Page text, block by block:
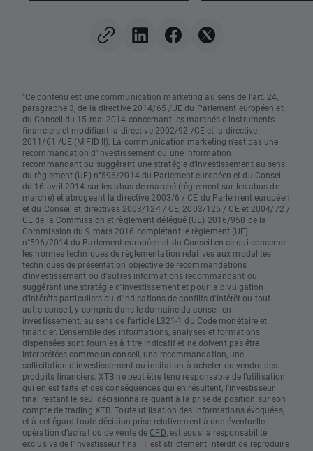
"Ce contenu est une communication marketing au sens de l'art. 24,
paragraphe 3, de la directive 2014/65 /UE du Parlement européen et
du Conseil du 15 mai 2014 concernant les marchés d'instruments
financiers et modifiant la directive 2002/92 /CE et la directive
2011/61 /UE (MiFID II). La communication marketing n'est pas une
recommandation d'investissement ou une information
recommandant ou suggérant une stratégie d'investissement au sens
du règlement (UE) n°596/2014 du Parlement européen et du Conseil
du 16 avril 2014 sur les abus de marché (règlement sur les abus de
marché) et abrogeant la directive 2003/6 / CE du Parlement européen
et du Conseil et directives 2003/124 / CE, 2003/125 / CE et 2004/72 /
CE de la Commission et règlement délégué (UE) 2016/958 de la
Commission du 9 mars 2016 complétant le règlement (UE)
n°596/2014 du Parlement européen et du Conseil en ce qui concerne
les normes techniques de réglementation relatives aux modalités
techniques de présentation objective de recommandations
d'investissement ou d'autres informations recommandant ou
suggérant une stratégie d'investissement et pour la divulgation
d'intérêts particuliers ou d'indications de conflits d'intérêt ou tout
autre conseil, y compris dans le domaine du conseil en
investissement, au sens de l'article L321-1 du Code monétaire et
financier. L’ensemble des informations, analyses et formations
dispensées sont fournies à titre indicatif et ne doivent pas être
interprétées comme un conseil, une recommandation, une
sollicitation d’investissement ou incitation à acheter ou vendre des
produits financiers. XTB ne peut être tenu responsable de l’utilisation
qui en est faite et des conséquences qui en résultent, l’investisseur
final restant le seul décisionnaire quant à la prise de position sur son
compte de trading XTB. Toute utilisation des informations évoquées,
et à cet égard toute décision prise relativement à une éventuelle
opération d’achat ou de vente de CFD, est sous la responsabilité
exclusive de l’investisseur final. Il est strictement interdit de reproduire